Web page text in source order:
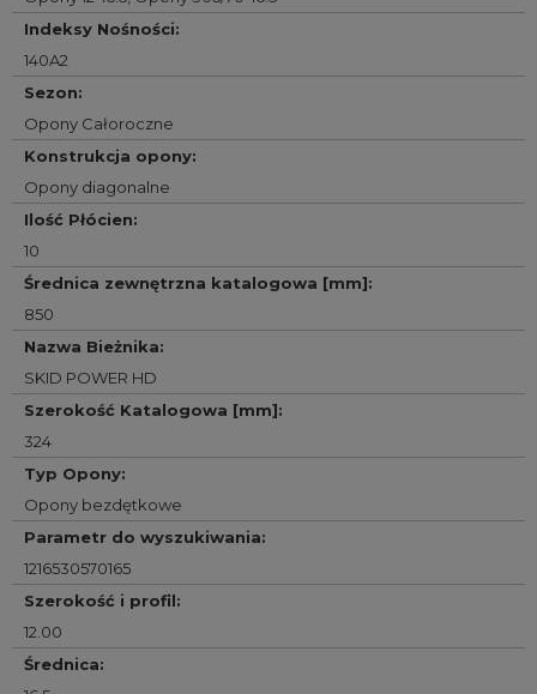
Indeksy Nośności:
140A2
Sezon:
Opony Całoroczne
Konstrukcja opony:
Opony diagonalne
Ilość Płócien:
10
Średnica zewnętrzna katalogowa [mm]:
850
Nazwa Bieżnika:
SKID POWER HD
Szerokość Katalogowa [mm]:
324
Typ Opony:
Opony bezdętkowe
Parametr do wyszukiwania:
1216530570165
Szerokość i profil:
12.00
Średnica: